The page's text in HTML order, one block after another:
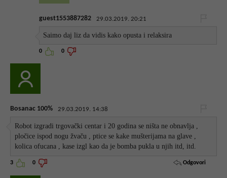
guest1553887282 29.03.2019. 20:21
Saimo daj liz da vidis kako opusta i relaksira
0 0
Bosanac 100% 29.03.2019. 14:38
Robot izgradi trgovački centar i 20 godina se ništa ne obnavlja ,
pločice ispod nogu žvaču , ptice se kake mušterijama na glave ,
kolica ofucana , kase izgl kao da je bomba pukla u njih itd, itd.
3 0 Odgovori